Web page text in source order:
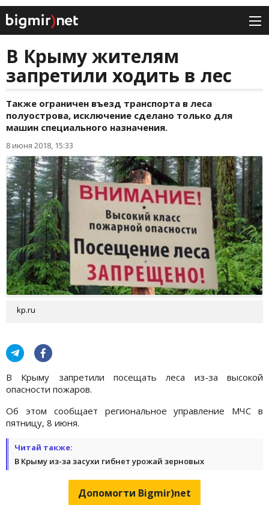
В Крыму жителям
запретили ходить в лес
Также ограничен въезд транспорта в леса
полуострова, исключение сделано только для
машин специального назначения.
8 июня 2018, 15:33
kp.ru
В Крыму запретили посещать леса из-за высокой
опасности пожаров.
Об этом сообщает региональное управление МЧС в
пятницу, 8 июня.
Читай также:
В Крыму из-за засухи гибнет урожай зерновых
Допомогти Bigmir)net